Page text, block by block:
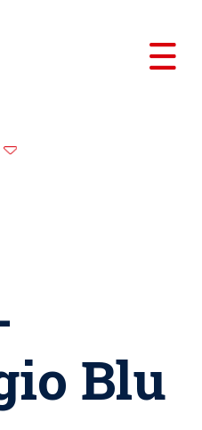
Blu